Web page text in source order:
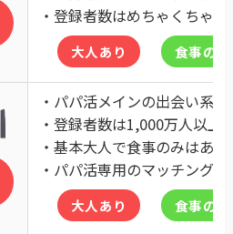
・登録者数はめちゃくちゃ
大人あり 食事のみ
・パパ活メインの出会い系
・登録者数は1,000万人以上
・基本大人で食事のみはあ
・パパ活専用のマッチング
大人あり 食事のみ